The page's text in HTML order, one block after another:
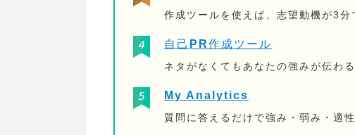
作成ツールを使えば、志望動機が3分
自己PR作成ツール
ネタがなくてもあなたの強みが伝わ
My Analytics
質問に答えるだけで強み・弱み・適